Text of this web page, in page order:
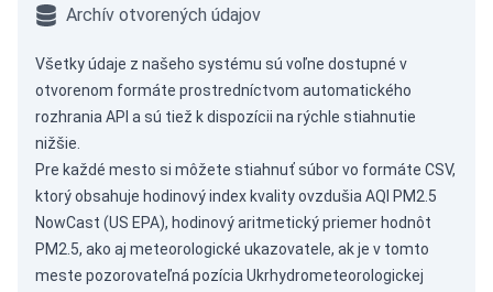
Archív otvorených údajov
Všetky údaje z našeho systému sú voľne dostupné v
otvorenom formáte prostredníctvom automatického
rozhrania API a sú tiež k dispozícii na rýchle stiahnutie
nižšie.
Pre každé mesto si môžete stiahnuť súbor vo formáte CSV,
ktorý obsahuje hodinový index kvality ovzdušia AQI PM2.5
NowCast (US EPA), hodinový aritmetický priemer hodnôt
PM2.5, ako aj meteorologické ukazovatele, ak je v tomto
meste pozorovateľná pozícia Ukrhydrometeorologickej